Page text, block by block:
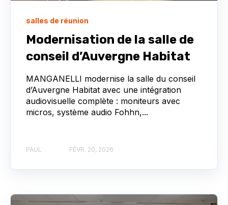
salles de réunion
Modernisation de la salle de
conseil d’Auvergne Habitat
MANGANELLI modernise la salle du conseil
d’Auvergne Habitat avec une intégration
audiovisuelle complète : moniteurs avec
micros, système audio Fohhn,...
PAUL FÉVR. 20, 2026